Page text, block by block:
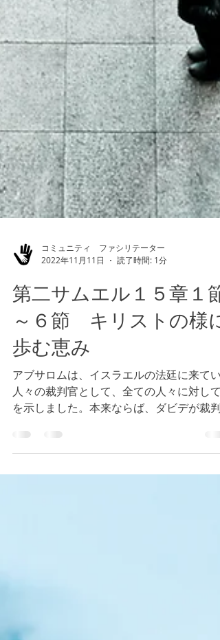
2022年11月11日
読了時間: 1分
第二サムエル１５章１節
～６節 キリストの様に
歩む恵み
アブサロムは、イスラエルの法廷に来てい
人々の裁判官として、全ての人々に対して
を示しました。本来ならば、ダビデが裁判
として担う役割をアブサロムが奪い、裁き